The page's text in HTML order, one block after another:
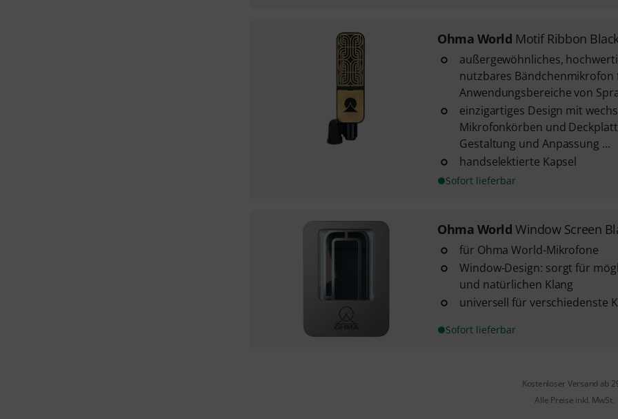
Ohma World Motif Ribbon
außergewöhnliches,
nutzbares Bändchenmikrofon
Anwendungsbereiche von
einzigartiges Design mit
Mikrofonkörben und
Gestaltung und Anpassung ...
handselektierte Kapsel
Sofort lieferbar
Ohma World Window Screen
für Ohma World-Mikrofone
Window-Design: sorgt für
und natürlichen Klang
universell für verschiedenste
Sofort lieferbar
Kostenloser Versand ab
Alle Preise inkl. MwSt.